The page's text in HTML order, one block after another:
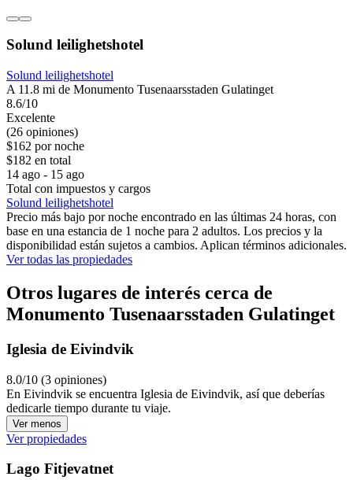
Solund leilighetshotel
Solund leilighetshotel
A 11.8 mi de Monumento Tusenaarsstaden Gulatinget
8.6/10
Excelente
(26 opiniones)
$162 por noche
$182 en total
14 ago - 15 ago
Total con impuestos y cargos
Solund leilighetshotel
Precio más bajo por noche encontrado en las últimas 24 horas, con
base en una estancia de 1 noche para 2 adultos. Los precios y la
disponibilidad están sujetos a cambios. Aplican términos adicionales.
Ver todas las propiedades
Otros lugares de interés cerca de
Monumento Tusenaarsstaden Gulatinget
Iglesia de Eivindvik
8.0/10 (3 opiniones)
En Eivindvik se encuentra Iglesia de Eivindvik, así que deberías
dedicarle tiempo durante tu viaje.
Ver menos
Ver propiedades
Lago Fitjevatnet